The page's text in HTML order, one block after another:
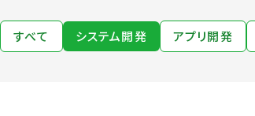
すべて システム開発 アプリ開発